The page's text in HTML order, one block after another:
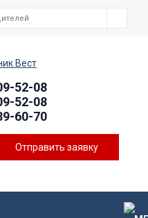
52-08
52-08
60-70
Отправить заявку